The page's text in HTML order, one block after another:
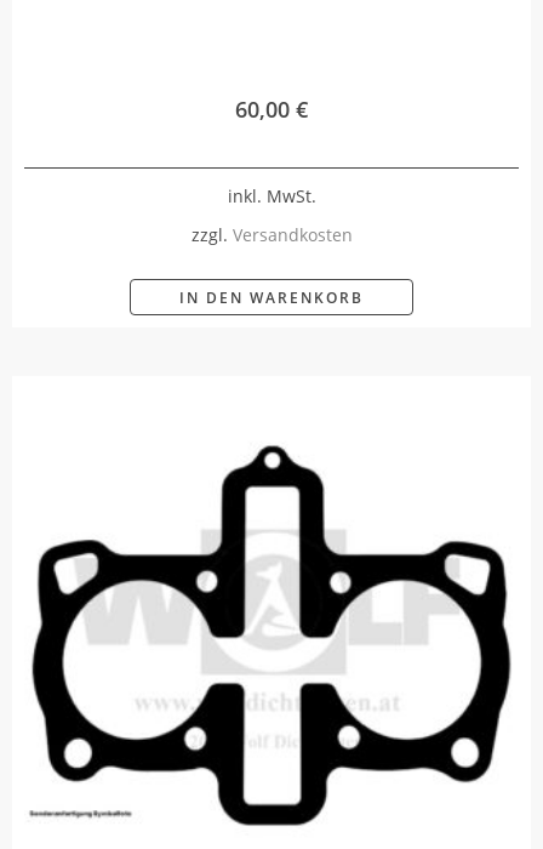
60,00 €
inkl. MwSt.
zzgl. Versandkosten
IN DEN WARENKORB